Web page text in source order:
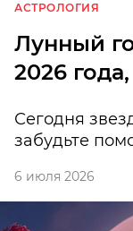
АСТРОЛОГИЯ
Лунный
2026
Сегодня
забудьте
6 июля 2026